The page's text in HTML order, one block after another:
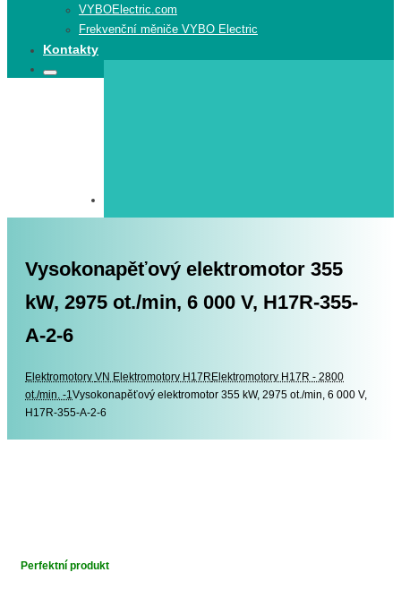
VYBOElectric.com
Frekvenční měniče VYBO Electric
Kontakty
Search
Search
Vysokonapěťový elektromotor 355
kW, 2975 ot./min, 6 000 V, H17R-355-
A-2-6
Elektromotory Elektromotory
VN Elektromotory H17R Elektromotory H17R - 2800
ot./min. -1Vysokonapěťový elektromotor 355 kW, 2975 ot./min, 6 000 V,
H17R-355-A-2-6
Perfektní produkt